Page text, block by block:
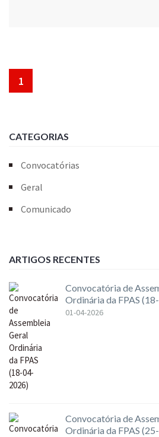
1
CATEGORIAS
Convocatórias
Geral
Comunicado
ARTIGOS RECENTES
Convocatória de
Ordinária da FPAS
01-04-2026
Convocatória de
Ordinária da FPAS